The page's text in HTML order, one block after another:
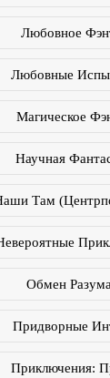
Любовное
Любовные
Магическое
Научная
Там
Обмен
Придворные
Приключения: